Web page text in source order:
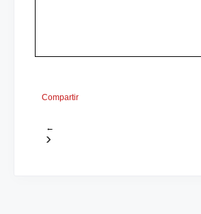
Compartir
←
›